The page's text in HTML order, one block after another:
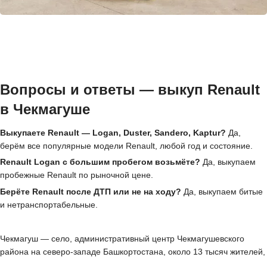
Вопросы и ответы — выкуп Renault
в Чекмагуше
Выкупаете Renault — Logan, Duster, Sandero, Kaptur? Да,
берём все популярные модели Renault, любой год и состояние.
Renault Logan с большим пробегом возьмёте? Да, выкупаем
пробежные Renault по рыночной цене.
Берёте Renault после ДТП или не на ходу? Да, выкупаем битые
и нетранспортабельные.
Чекмагуш — село, административный центр Чекмагушевского
района на северо-западе Башкортостана, около 13 тысяч жителей,